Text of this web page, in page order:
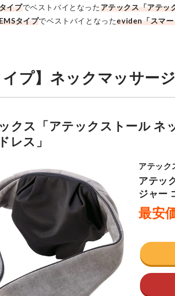
イプでベストバイとなったアテックス「アテッ
タイプでベストバイとなったeviden「スマー
イプ】ネックマッサー
クス「アテックストール ネ
レス」